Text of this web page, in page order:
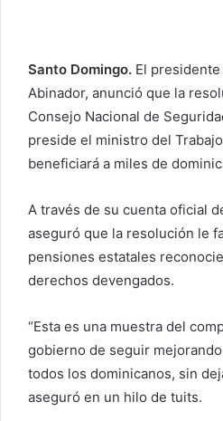
r
u
n
c
o
l
c
t
r
ó
Santo Domingo. El
Abinador, anunció que la
Consejo Nacional de
preside el ministro del
beneficiará a miles de
A través de su cuenta oficial
aseguró que la resolución le
pensiones estatales
derechos devengados.
“Esta es una muestra del
gobierno de seguir
todos los dominicanos, sin
aseguró en un hilo de tuits.